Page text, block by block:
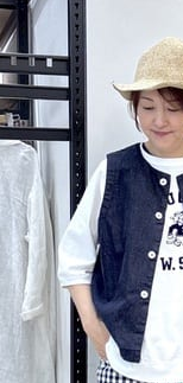
ミソール
スト
カー
シャツ・ブラウス
カーディガン
ベスト
ニット
タンクトップ・キャミソール
デニムパンツ
その他のパンツ